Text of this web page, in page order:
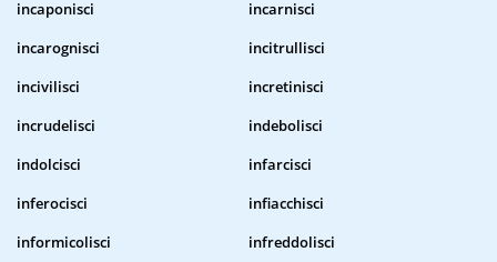
incaponisci
incarnisci
incarognisci
incitrullisci
incivilisci
incretinisci
incrudelisci
indebolisci
indolcisci
infarcisci
inferocisci
infiacchisci
informicolisci
infreddolisci